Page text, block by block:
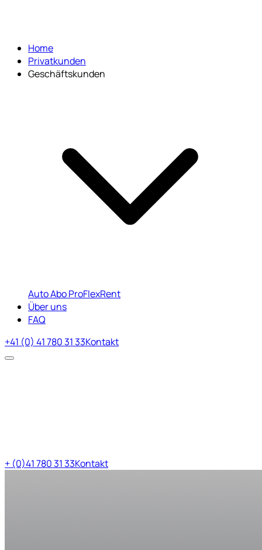
Home
Privatkunden
Geschäftskunden
Auto Abo ProFlexRent
Über uns
FAQ
+41 (0) 41 780 31 33Kontakt
+ (0)41 780 31 33Kontakt